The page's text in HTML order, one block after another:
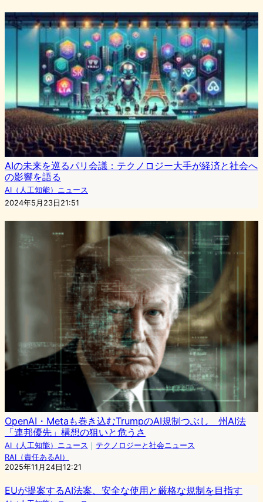
AIの未来を巡るパリ会議：テクノロジー大手が経済と社会へ
の影響を語る
AI（人工知能）ニュース
2024年5月23日21:51
OpenAI・Metaも巻き込むTrumpのAI規制つぶし 州AI法
「連邦優先」構想の狙いと危うさ
AI（人工知能）ニュース ｜ テクノロジーと社会ニュース
RAI（責任あるAI）
2025年11月24日12:21
EUが提案するAI法案、安全な使用と厳格な規制を目指す